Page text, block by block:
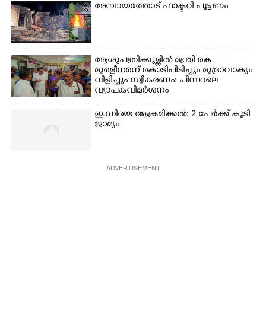
അമ്പായത്തോട് ഫാക്ടറി പൂട്ടണം
ആശുപത്രിക്കുള്ളിൽ മന്ത്രി കെ
മുരളീധരന് കൊടിപിടിച്ചും മുദ്രാവാക്യം
വിളിച്ചും സ്വീകരണം: പിന്നാലെ
വ്യാപകവിമർശനം
ഇ.ഡിയെ ആക്രമിക്കൽ: 2 പേർക്ക് കൂടി
ജാമ്യം
ADVERTISEMENT